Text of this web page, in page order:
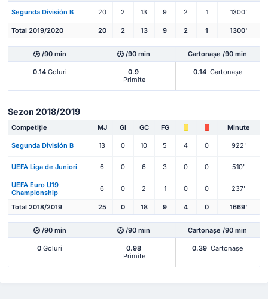
Segunda División B 20 2 13 9 2 1 1300'
Total 2019/2020 20 2 13 9 2 1 1300'
/90 min /90 min Cartonașe /90 min
0.14Goluri
0.9
Primite
0.14 Cartonașe
Sezon 2018/2019
Competiție MJ Gl GC FG Minute
Segunda División B 13 0 10 5 4 0 922'
UEFA Liga de Juniori 6 0 6 3 0 0 510'
UEFA Euro U19
Championship
6 0 2 1 0 0 237'
Total 2018/2019 25 0 18 9 4 0 1669'
/90 min /90 min Cartonașe /90 min
0 Goluri
0.98
Primite
0.39 Cartonașe